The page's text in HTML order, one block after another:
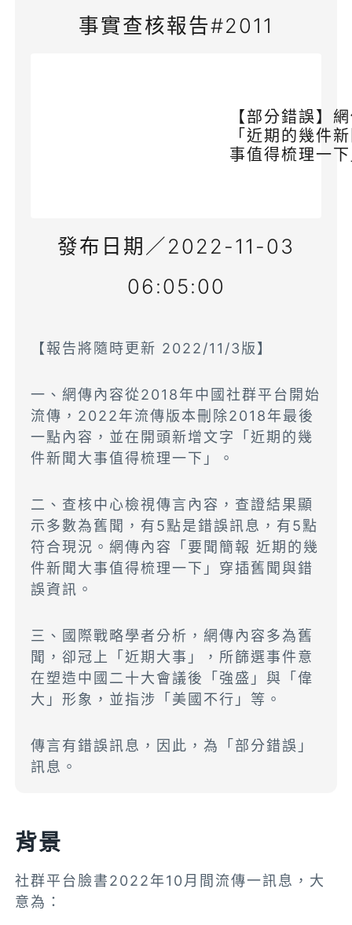
事實查核報告#2011
【部分錯誤】
「近期的幾件
事值得梳理一
發布日期／2022-11-03
06:05:00
【報告將隨時更新 2022/11/3版】
一、網傳內容從2018年中國社群平台開始
流傳，2022年流傳版本刪除2018年最後
一點內容，並在開頭新增文字「近期的幾
件新聞大事值得梳理一下」。
二、查核中心檢視傳言內容，查證結果顯
示多數為舊聞，有5點是錯誤訊息，有5點
符合現況。網傳內容「要聞簡報 近期的幾
件新聞大事值得梳理一下」穿插舊聞與錯
誤資訊。
三、國際戰略學者分析，網傳內容多為舊
聞，卻冠上「近期大事」，所篩選事件意
在塑造中國二十大會議後「強盛」與「偉
大」形象，並指涉「美國不行」等。
傳言有錯誤訊息，因此，為「部分錯誤」
訊息。
背景
社群平台臉書2022年10月間流傳一訊息，大
意為：